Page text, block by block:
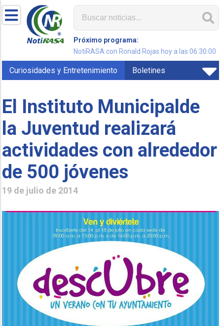
Próximo programa:
NotiRASA con Ronald Rojas hoy a las 06:30:00
Curiosidades y Entretenimiento Boletines
El Instituto Municipalde
la Juventud realizará
actividades con alrededor
de 500 jóvenes
19 de julio de 2014